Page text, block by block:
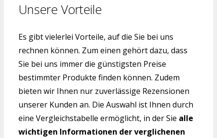
Unsere Vorteile
Es gibt vielerlei Vorteile, auf die Sie bei uns
rechnen können. Zum einen gehört dazu, dass
Sie bei uns immer die günstigsten Preise
bestimmter Produkte finden können. Zudem
bieten wir Ihnen nur zuverlässige Rezensionen
unserer Kunden an. Die Auswahl ist Ihnen durch
eine Vergleichstabelle ermöglicht, in der Sie alle
wichtigen Informationen der verglichenen